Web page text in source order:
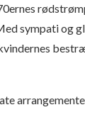
sympati og